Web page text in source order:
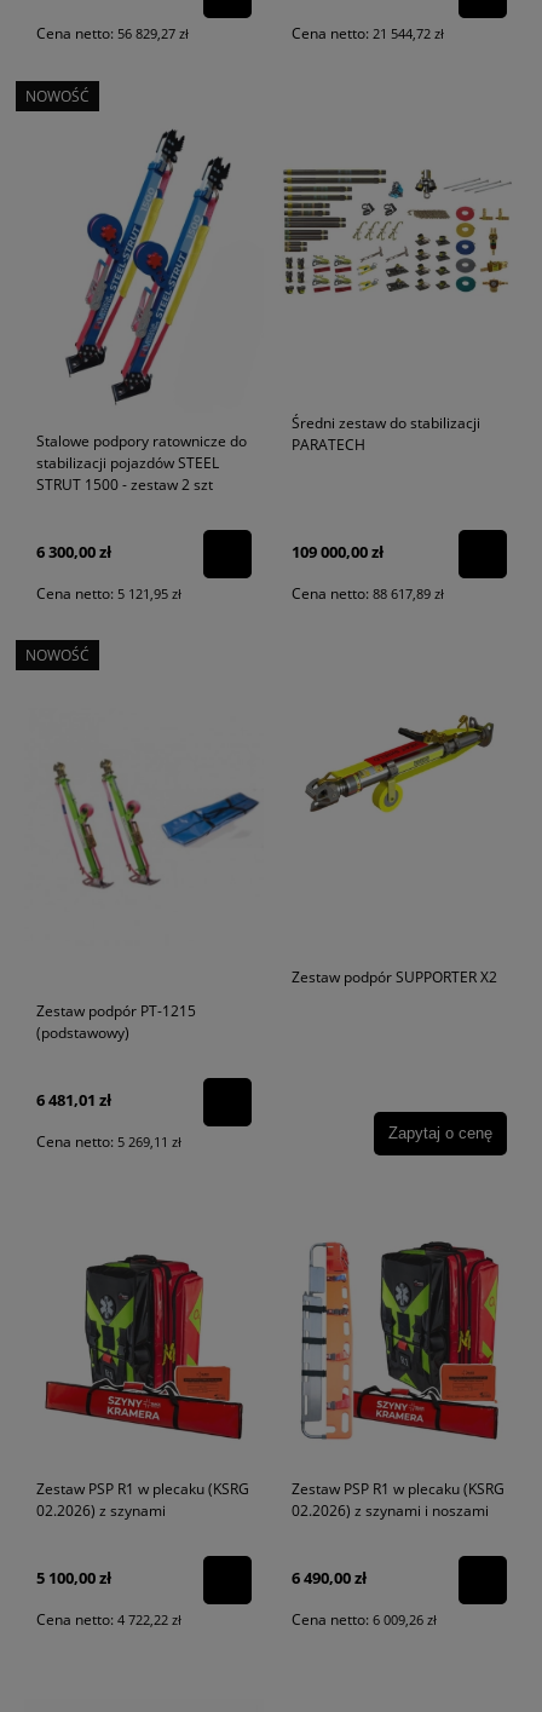
Cena netto: 56 829,27 zł Cena netto: 21 544,72 zł
Stalowe podpory ratownicze do
stabilizacji pojazdów STEEL
STRUT 1500 - zestaw 2 szt
6 300,00 zł
Cena netto: 5 121,95 zł
NOWOŚĆ
Średni zestaw do stabilizacji
PARATECH
109 000,00 zł
Cena netto: 88 617,89 zł
Zestaw podpór PT-1215
(podstawowy)
6 481,01 zł
Cena netto: 5 269,11 zł
NOWOŚĆ
Zestaw podpór SUPPORTER X2
Zapytaj o cenę
Zestaw PSP R1 w plecaku (KSRG
02.2026) z szynami
5 100,00 zł
Cena netto: 4 722,22 zł
Zestaw PSP R1 w plecaku (KSRG
02.2026) z szynami i noszami
6 490,00 zł
Cena netto: 6 009,26 zł